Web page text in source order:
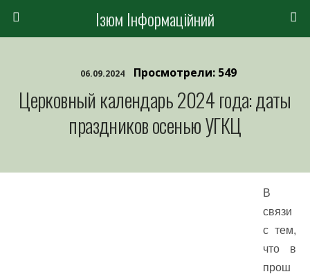
Ізюм Інформаційний
06.09.2024 Просмотрели: 549
Церковный календарь 2024 года: даты
праздников осенью УГКЦ
В
связи
с тем,
что в
прош